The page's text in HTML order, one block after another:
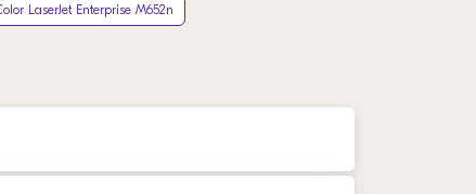
LaserJet Enterprise M652n